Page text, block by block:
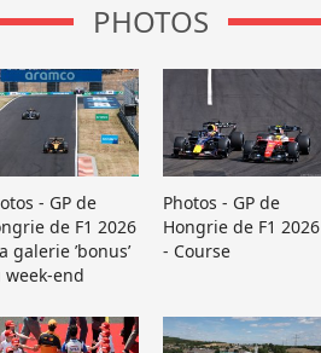
PHOTOS
- GP de
de F1 2026
galerie ’bonus’
week-end
Photos - GP de
Hongrie de F1 2026
- Course